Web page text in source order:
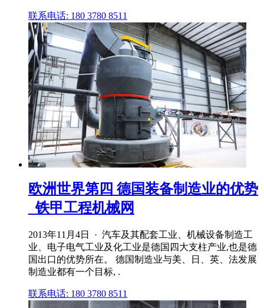
联系电话: 180 3780 8511
欧洲世界第四 德国装备制造业的优势
_铁甲工程机械网
2013年11月4日 · 汽车及其配套工业、机械设备制造工
业、电子电气工业及化工业是德国四大支柱产业,也是德
国出口的优势所在。 德国制造业与美、日、英、法发展
制造业都有一个目标, .
联系电话: 180 3780 8511